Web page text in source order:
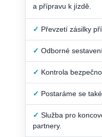
a přípravu k jízdě.
✓ Převzetí zásilky
✓ Odborné
✓ Kontrola
✓ Postaráme se
✓ Služba pro
partnery.